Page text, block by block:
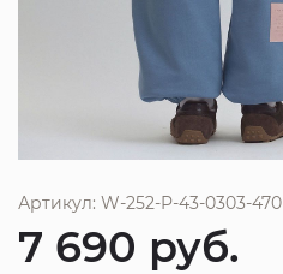
Артикул: W-252-P-43-0303-470
7 690 руб.